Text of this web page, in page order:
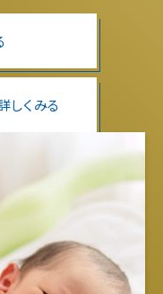
しくみる